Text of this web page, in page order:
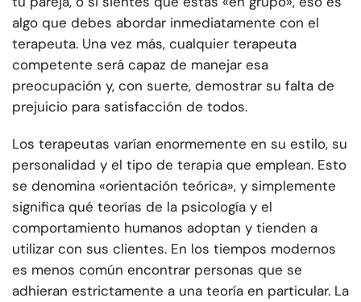
algo que debes abordar inmediatamente con el
terapeuta. Una vez más, cualquier terapeuta
competente será capaz de manejar esa
preocupación y, con suerte, demostrar su falta de
prejuicio para satisfacción de todos.
Los terapeutas varían enormemente en su estilo, su
personalidad y el tipo de terapia que emplean. Esto
se denomina «orientación teórica», y simplemente
significa qué teorías de la psicología y el
comportamiento humanos adoptan y tienden a
utilizar con sus clientes. En los tiempos modernos
es menos común encontrar personas que se
adhieran estrictamente a una teoría en particular. La